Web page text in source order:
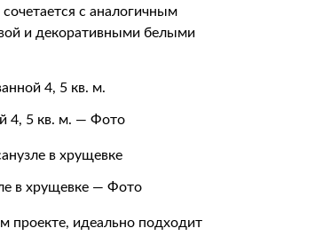
с аналогичным
и декоративными белыми
4, 5 кв. м. — Фото
в хрущевке — Фото
проекте, идеально подходит